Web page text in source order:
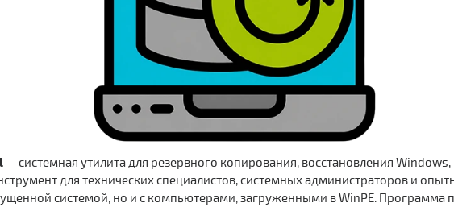
— системная утилита для резервного копирования, восстановления
для технических специалистов, системных администраторов и
системой, но и с компьютерами, загруженными в WinPE. Программа